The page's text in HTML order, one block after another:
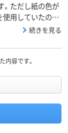
。ただし紙の色が
使用していたので
続きを見る
内容です。